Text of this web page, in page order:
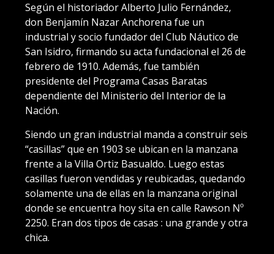
Según el historiador Alberto Julio Fernández,
don Benjamín Nazar Anchorena fue un
industrial y socio fundador del Club Náutico de
San Isidro, firmando su acta fundacional el 26 de
febrero de 1910. Además, fue también
presidente del Programa Casas Baratas
dependiente del Ministerio del Interior de la
Nación.
Siendo un gran industrial manda a construir seis
“casillas” que en 1903 se ubican en la manzana
frente a la Villa Ortiz Basualdo. Luego estas
casillas fueron vendidas y reubicadas, quedando
solamente una de ellas en la manzana original
donde se encuentra hoy sita en calle Rawson Nº
2250. Eran dos tipos de casas : una grande y otra
chica.